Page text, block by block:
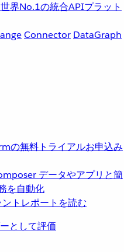
世界No.1の統合APIプラット
Connector DataGraph
の無料トライアルお申込み
データやアプリと簡
を自動化
として評価